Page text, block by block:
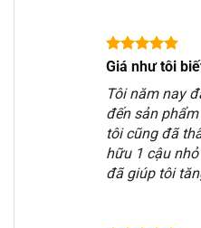
Giá như tôi
Tôi năm nay
đến sản
tôi cũng đã
hữu 1 cậu
đã giúp tôi